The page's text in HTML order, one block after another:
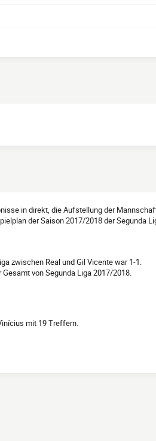
in direkt, die Aufstellung der
der Saison 2017/2018 der Segunda
zwischen Real und Gil Vicente war 1-1.
von Segunda Liga 2017/2018.
mit 19 Treffern.